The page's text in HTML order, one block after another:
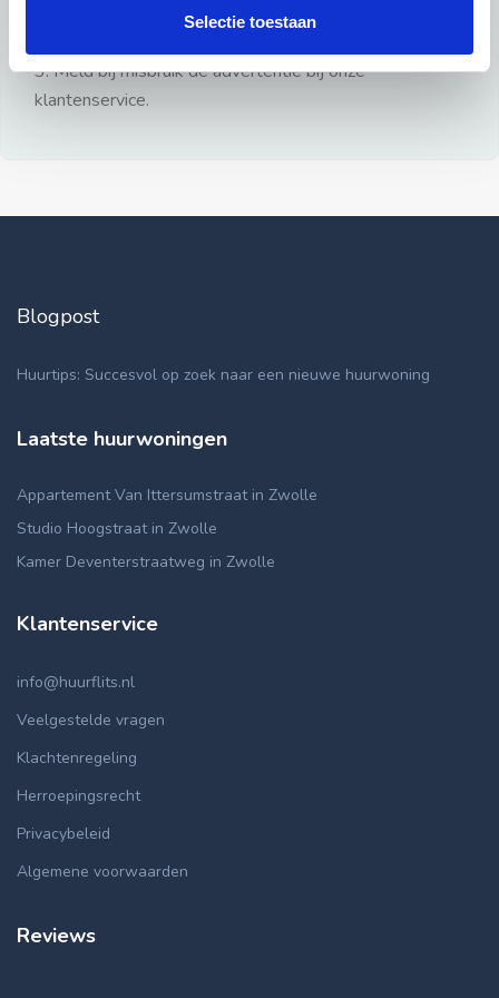
Selectie toestaan
3: Meld bij misbruik de advertentie bij onze
klantenservice.
Blogpost
Huurtips: Succesvol op zoek naar een nieuwe huurwoning
Laatste huurwoningen
Appartement Van Ittersumstraat in Zwolle
Studio Hoogstraat in Zwolle
Kamer Deventerstraatweg in Zwolle
Klantenservice
info@huurflits.nl
Veelgestelde vragen
Klachtenregeling
Herroepingsrecht
Privacybeleid
Algemene voorwaarden
Reviews